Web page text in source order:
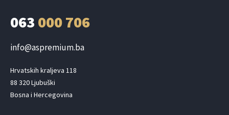
063 000 706
info@aspremium.ba
Hrvatskih kraljeva 118
88 320 Ljubuški
Bosna i Hercegovina